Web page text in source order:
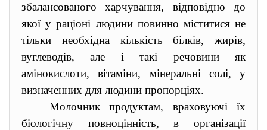
збалансованого харчування, відповідно до
якої у раціоні людини повинно міститися не
тільки необхідна кількість білків, жирів,
вуглеводів, але і такі речовини як
амінокислоти, вітаміни, мінеральні солі, у
визначенних для людини пропорціях.
Молочник продуктам, враховуючі їх
біологічну повноцінність, в організації